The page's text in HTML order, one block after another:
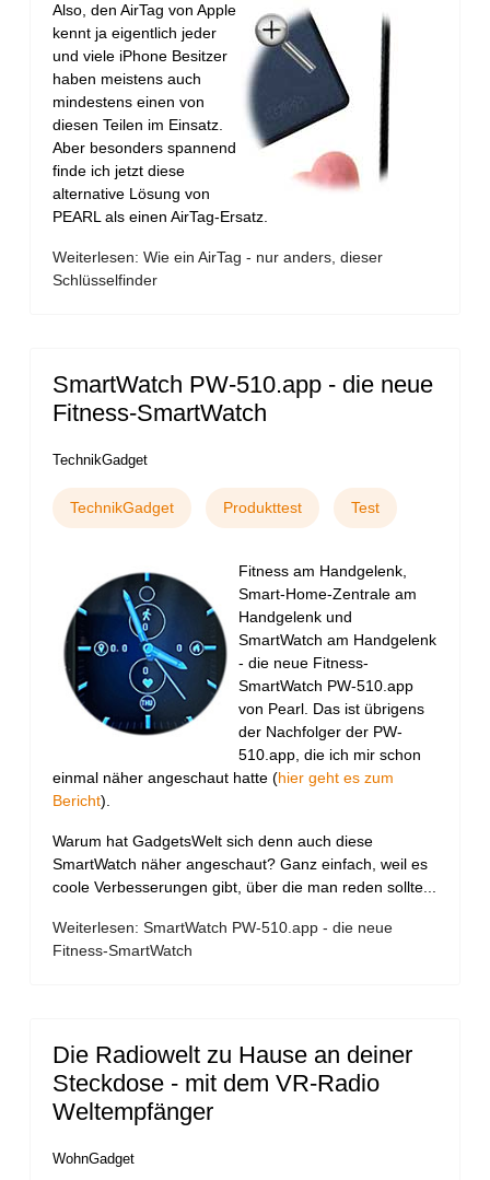
Also, den AirTag von Apple
kennt ja eigentlich jeder
und viele iPhone Besitzer
haben meistens auch
mindestens einen von
diesen Teilen im Einsatz.
Aber besonders spannend
finde ich jetzt diese
alternative Lösung von
PEARL als einen AirTag-Ersatz.
Weiterlesen: Wie ein AirTag - nur anders, dieser
Schlüsselfinder
SmartWatch PW-510.app - die neue
Fitness-SmartWatch
TechnikGadget
TechnikGadget Produkttest Test
Fitness am Handgelenk,
Smart-Home-Zentrale am
Handgelenk und
SmartWatch am Handgelenk
- die neue Fitness-
SmartWatch PW-510.app
von Pearl. Das ist übrigens
der Nachfolger der PW-
510.app, die ich mir schon
einmal näher angeschaut hatte (hier geht es zum
Bericht).
Warum hat GadgetsWelt sich denn auch diese
SmartWatch näher angeschaut? Ganz einfach, weil es
coole Verbesserungen gibt, über die man reden sollte...
Weiterlesen: SmartWatch PW-510.app - die neue
Fitness-SmartWatch
Die Radiowelt zu Hause an deiner
Steckdose - mit dem VR-Radio
Weltempfänger
WohnGadget